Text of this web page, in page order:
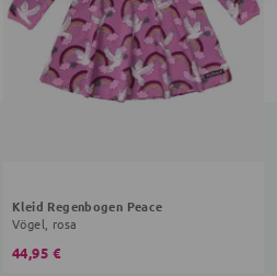
Kleid Regenbogen Peace
Vögel, rosa
44,95 €